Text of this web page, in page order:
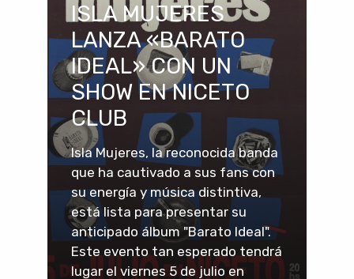
ISLA MUJERES
LANZA «BARATO
IDEAL» CON UN
SHOW EN NICETO
CLUB
Isla Mujeres, la reconocida banda
que ha cautivado a sus fans con
su energía y música distintiva,
está lista para presentar su
anticipado álbum "Barato Ideal".
Este evento tan esperado tendrá
lugar el viernes 5 de julio en